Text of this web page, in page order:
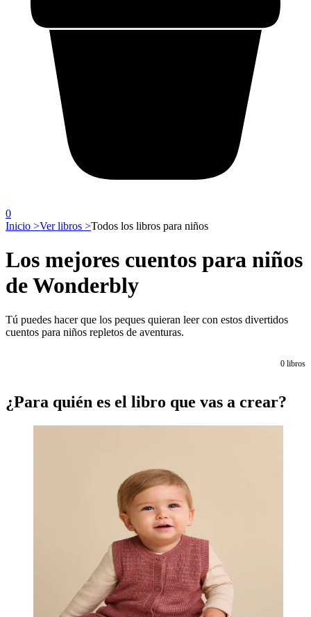
0
Inicio >Ver libros >Todos los libros para niños
Los mejores cuentos para niños
de Wonderbly
Tú puedes hacer que los peques quieran leer con estos divertidos
cuentos para niños repletos de aventuras.
0 libros
¿Para quién es el libro que vas a crear?